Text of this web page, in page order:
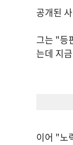
공개된
그는 "등
는데 지
이어 "노